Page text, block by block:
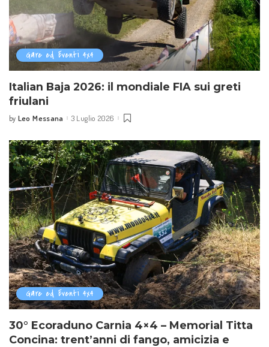
Gare ed Eventi 4x4
Italian Baja 2026: il mondiale FIA sui greti
friulani
Posted
by Leo Messana 3 Luglio 2026
Gare ed Eventi 4x4
30° Ecoraduno Carnia 4×4 – Memorial Titta
Concina: trent’anni di fango, amicizia e